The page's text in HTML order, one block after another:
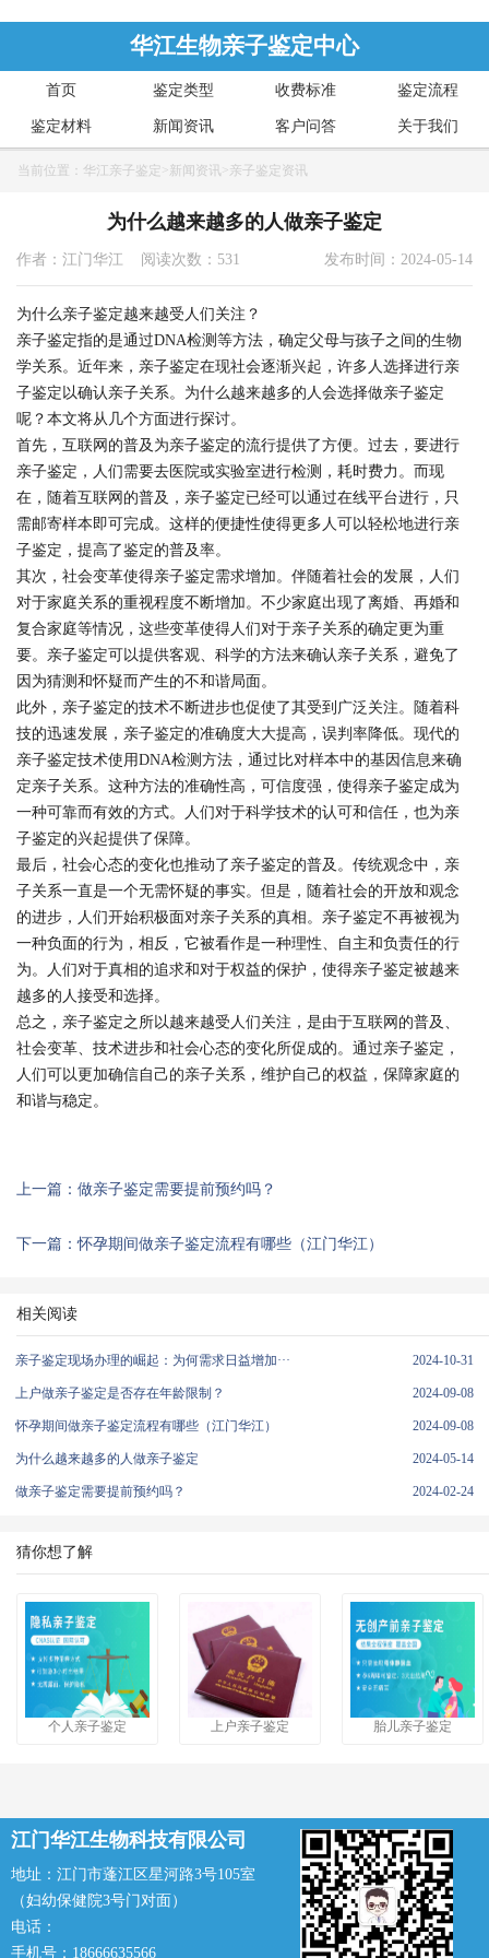
华江生物亲子鉴定中心
首页 鉴定类型 收费标准 鉴定流程
鉴定材料 新闻资讯 客户问答 关于我们
当前位置： 华江亲子鉴定 >新闻资讯 >亲子鉴定资讯
为什么越来越多的人做亲子鉴定
作者：江门华江 阅读次数：531 发布时间：2024-05-14
为什么亲子鉴定越来越受人们关注？
亲子鉴定指的是通过DNA检测等方法，确定父母与孩子之间的生物
学关系。近年来，亲子鉴定在现社会逐渐兴起，许多人选择进行亲
子鉴定以确认亲子关系。为什么越来越多的人会选择做亲子鉴定
呢？本文将从几个方面进行探讨。
首先，互联网的普及为亲子鉴定的流行提供了方便。过去，要进行
亲子鉴定，人们需要去医院或实验室进行检测，耗时费力。而现
在，随着互联网的普及，亲子鉴定已经可以通过在线平台进行，只
需邮寄样本即可完成。这样的便捷性使得更多人可以轻松地进行亲
子鉴定，提高了鉴定的普及率。
其次，社会变革使得亲子鉴定需求增加。伴随着社会的发展，人们
对于家庭关系的重视程度不断增加。不少家庭出现了离婚、再婚和
复合家庭等情况，这些变革使得人们对于亲子关系的确定更为重
要。亲子鉴定可以提供客观、科学的方法来确认亲子关系，避免了
因为猜测和怀疑而产生的不和谐局面。
此外，亲子鉴定的技术不断进步也促使了其受到广泛关注。随着科
技的迅速发展，亲子鉴定的准确度大大提高，误判率降低。现代的
亲子鉴定技术使用DNA检测方法，通过比对样本中的基因信息来确
定亲子关系。这种方法的准确性高，可信度强，使得亲子鉴定成为
一种可靠而有效的方式。人们对于科学技术的认可和信任，也为亲
子鉴定的兴起提供了保障。
最后，社会心态的变化也推动了亲子鉴定的普及。传统观念中，亲
子关系一直是一个无需怀疑的事实。但是，随着社会的开放和观念
的进步，人们开始积极面对亲子关系的真相。亲子鉴定不再被视为
一种负面的行为，相反，它被看作是一种理性、自主和负责任的行
为。人们对于真相的追求和对于权益的保护，使得亲子鉴定被越来
越多的人接受和选择。
总之，亲子鉴定之所以越来越受人们关注，是由于互联网的普及、
社会变革、技术进步和社会心态的变化所促成的。通过亲子鉴定，
人们可以更加确信自己的亲子关系，维护自己的权益，保障家庭的
和谐与稳定。
上一篇：做亲子鉴定需要提前预约吗？
下一篇：怀孕期间做亲子鉴定流程有哪些（江门华江）
相关阅读
亲子鉴定现场办理的崛起：为何需求日益增加··· 2024-10-31
上户做亲子鉴定是否存在年龄限制？ 2024-09-08
怀孕期间做亲子鉴定流程有哪些（江门华江） 2024-09-08
为什么越来越多的人做亲子鉴定 2024-05-14
做亲子鉴定需要提前预约吗？ 2024-02-24
猜你想了解
个人亲子鉴定 上户亲子鉴定 胎儿亲子鉴定
江门华江生物科技有限公司
地址：江门市蓬江区星河路3号105室
（妇幼保健院3号门对面）
电话：
手机号：18666635566